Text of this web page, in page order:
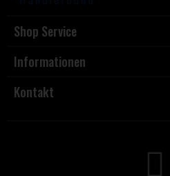
Shop Service
Informationen
Kontakt